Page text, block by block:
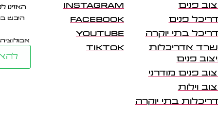
פנים
פנים
בתי יוקרה
אדריכלות
פנים
פנים מודרני
וילות
בתי יוקרה
INSTAGRAM
FACEBOOK
YOUTUBE
TIKTOK
האזינו
היבש